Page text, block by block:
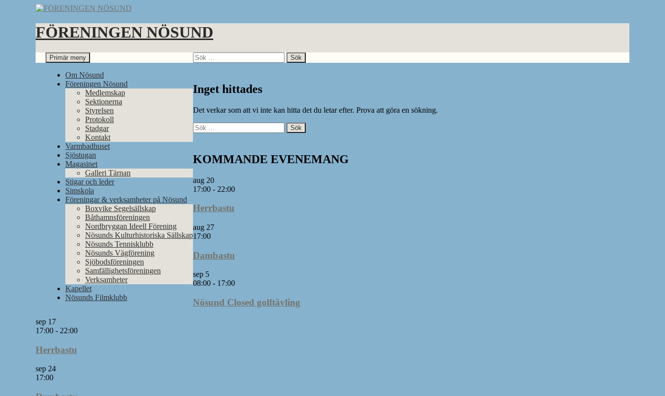
FÖRENINGEN NÖSUND
Sök Primär meny
Om Nösund
Föreningen Nösund
Medlemskap
Sektionerna
Styrelsen
Protokoll
Stadgar
Kontakt
Varmbadhuset
Sjöstugan
Magasinet
Galleri Tärnan
Stigar och leder
Simskola
Föreningar & verksamheter på Nösund
Boxvike Segelsällskap
Båthamnsföreningen
Nordbryggan Ideell Förening
Nösunds Kulturhistoriska Sällskap
Nösunds Tennisklubb
Nösunds Vägförening
Sjöbodsföreningen
Samfällighetsföreningen
Verksamheter
Kapellet
Nösunds Filmklubb
Sök
efter:
Inget hittades
Det verkar som att vi inte kan hitta det du letar efter. Prova att göra en sökning.
Sök
efter:
KOMMANDE EVENEMANG
aug 20
17:00 - 22:00
Herrbastu
aug 27
17:00
Dambastu
sep 5
08:00 - 17:00
Nösund Closed golftävling
sep 17
17:00 - 22:00
Herrbastu
sep 24
17:00